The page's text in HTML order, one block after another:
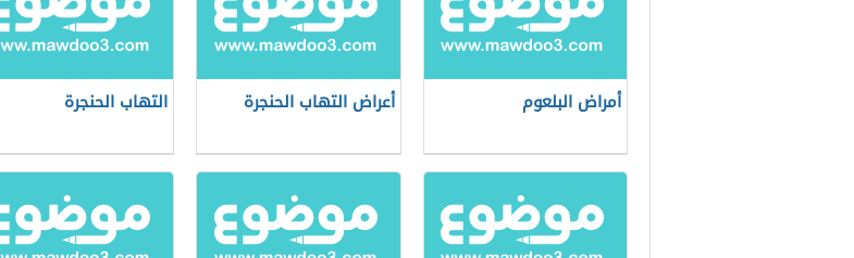
أمراض البلعوم أعراض التهاب الحنجرة التهاب الحنجرة